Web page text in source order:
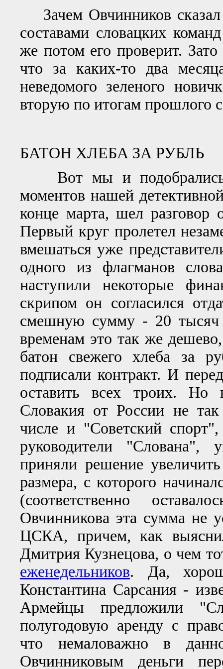
Зачем Овчинников
составами словацких
же потом его проверит.
что за каких-то два
неведомого зеленого
вторую по итогам прошлого
БАТОН ХЛЕБА ЗА РУБЛЬ
Вот мы и подобрались
моментов нашей
конце марта, шел разговор
Первый круг пролетел
вмешаться уже
одного из флагманов
наступили некоторые
скрипом он согласился
смешную сумму - 20
временам это так же
батон свежего хлеба за
подписали контракт. И
оставить всех троих. Но
Словакия от России не
числе и "Советский
руководители
приняли решение
размера, с которого
(соответственно
Овчинникова эта сумма не
ЦСКА, причем, как
Дмитрия Кузнецова, о чем
еженедельников. Да,
Константина Сарсания -
Армейцы предложили
полугодовую аренду с
что немаловажно в
Овчинниковым деньги